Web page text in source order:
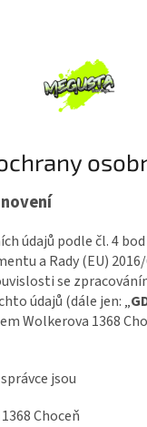
údajů podle čl. 4
a Rady (EU)
se
údajů (dále jen: „
Wolkerova 1368
jsou
Choceň